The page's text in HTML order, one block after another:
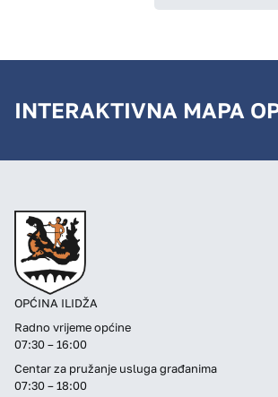
INTERAKTIVNA MAPA
OPĆINA ILIDŽA
Radno vrijeme općine
07:30 – 16:00
Centar za pružanje usluga građanima
07:30 – 18:00